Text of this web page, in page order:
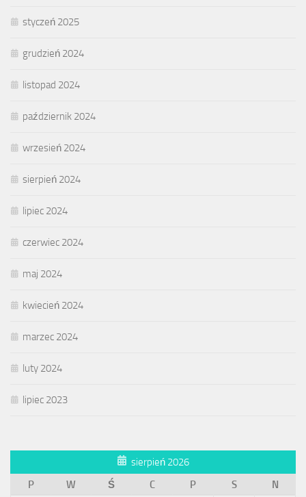
styczeń 2025
grudzień 2024
listopad 2024
październik 2024
wrzesień 2024
sierpień 2024
lipiec 2024
czerwiec 2024
maj 2024
kwiecień 2024
marzec 2024
luty 2024
lipiec 2023
sierpień 2026
P
W Ś C P S
N